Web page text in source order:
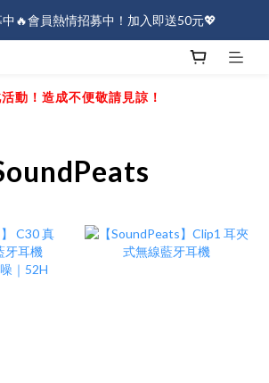
中🔥會員熱情招募中！加入即送50元💖
中🔥會員熱情招募中！加入即送50元💖
🔥會員熱情招募中！加入即送50元💖
動！造成不便敬請見諒！